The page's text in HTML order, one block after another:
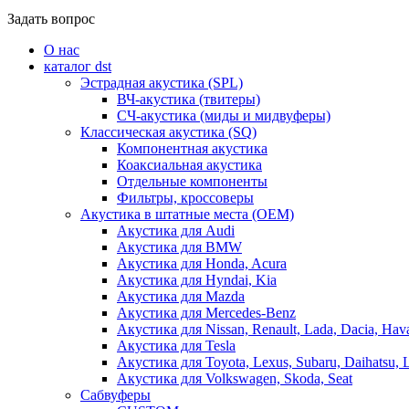
Задать вопрос
О нас
каталог dst
Эстрадная акустика (SPL)
ВЧ-акустика (твитеры)
СЧ-акустика (миды и мидвуферы)
Классическая акустика (SQ)
Компонентная акустика
Коаксиальная акустика
Отдельные компоненты
Фильтры, кроссоверы
Акустика в штатные места (OEM)
Акустика для Audi
Акустика для BMW
Акустика для Honda, Acura
Акустика для Hyndai, Kia
Акустика для Mazda
Акустика для Mercedes-Benz
Акустика для Nissan, Renault, Lada, Dacia,
Акустика для Tesla
Акустика для Toyota, Lexus, Subaru, Daihatsu,
Акустика для Volkswagen, Skoda, Seat
Сабвуферы